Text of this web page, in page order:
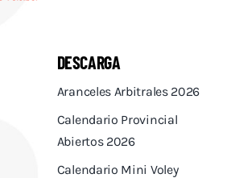
DESCARGA
Aranceles Arbitrales 2026
Calendario Provincial
Abiertos 2026
Calendario Mini Voley